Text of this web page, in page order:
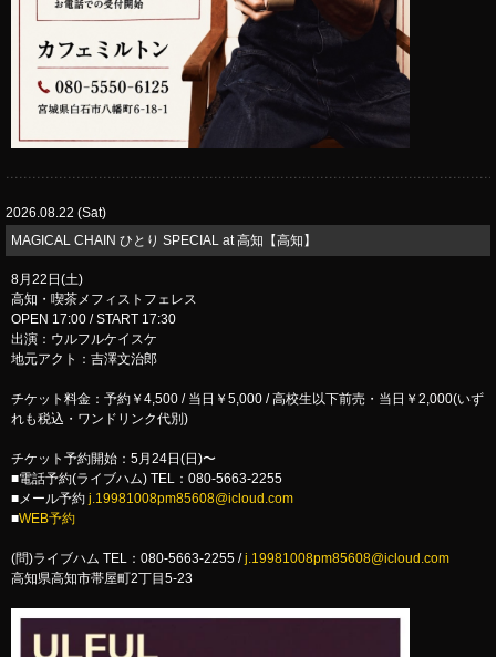
2026.08.22 (Sat)
MAGICAL CHAIN ひとり SPECIAL at 高知【高知】
8月22日(土)
高知・喫茶メフィストフェレス
OPEN 17:00 / START 17:30
出演：ウルフルケイスケ
地元アクト：吉澤文治郎
チケット料金：予約￥4,500 / 当日￥5,000 / 高校生以下前売・当日￥2,000(いず
れも税込・ワンドリンク代別)
チケット予約開始：5月24日(日)〜
■電話予約(ライブハム) TEL：080-5663-2255
■メール予約 j.19981008pm85608@icloud.com
■WEB予約
(問)ライブハム TEL：080-5663-2255 /j.19981008pm85608@icloud.com
高知県高知市帯屋町2丁目5-23